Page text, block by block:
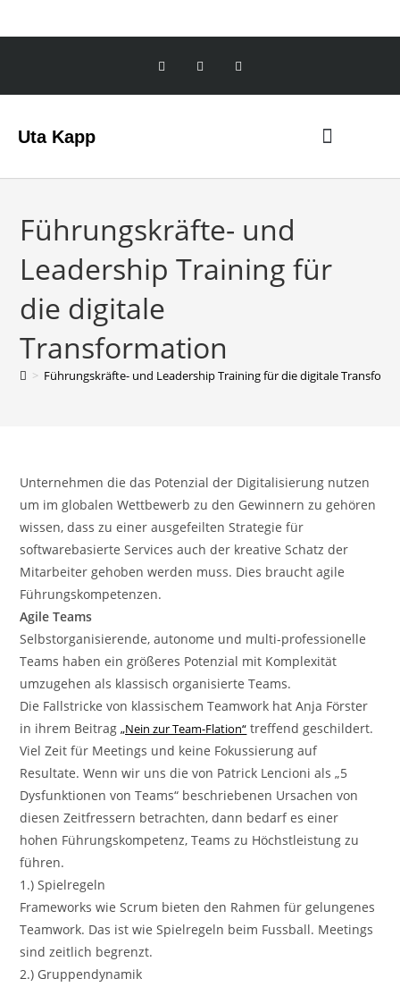
Uta Kapp
Führungskräfte- und
Leadership Training für
die digitale
Transformation
> Führungskräfte- und Leadership Training für die digitale
Unternehmen die das Potenzial der Digitalisierung nutzen
um im globalen Wettbewerb zu den Gewinnern zu gehören
wissen, dass zu einer ausgefeilten Strategie für
softwarebasierte Services auch der kreative Schatz der
Mitarbeiter gehoben werden muss. Dies braucht agile
Führungskompetenzen.
Agile Teams
Selbstorganisierende, autonome und multi-professionelle
Teams haben ein größeres Potenzial mit Komplexität
umzugehen als klassisch organisierte Teams.
Die Fallstricke von klassischem Teamwork hat Anja Förster
in ihrem Beitrag„Nein zur Team-Flation“ treffend geschildert.
Viel Zeit für Meetings und keine Fokussierung auf
Resultate. Wenn wir uns die von Patrick Lencioni als „5
Dysfunktionen von Teams“ beschriebenen Ursachen von
diesen Zeitfressern betrachten, dann bedarf es einer
hohen Führungskompetenz, Teams zu Höchstleistung zu
führen.
1.) Spielregeln
Frameworks wie Scrum bieten den Rahmen für gelungenes
Teamwork. Das ist wie Spielregeln beim Fussball. Meetings
sind zeitlich begrenzt.
2.) Gruppendynamik